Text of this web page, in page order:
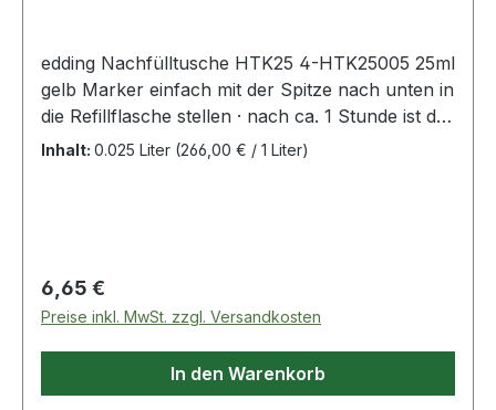
edding Nachfülltusche HTK25 4-HTK25005 25ml
gelb Marker einfach mit der Spitze nach unten in
die Refillflasche stellen · nach ca. 1 Stunde ist der
Marker wieder schreibbereit. Saubere und
Inhalt: 0.025 Liter (266,00 € / 1 Liter)
Regulärer Preis:
6,65 €
Preise inkl. MwSt. zzgl. Versandkosten
In den Warenkorb